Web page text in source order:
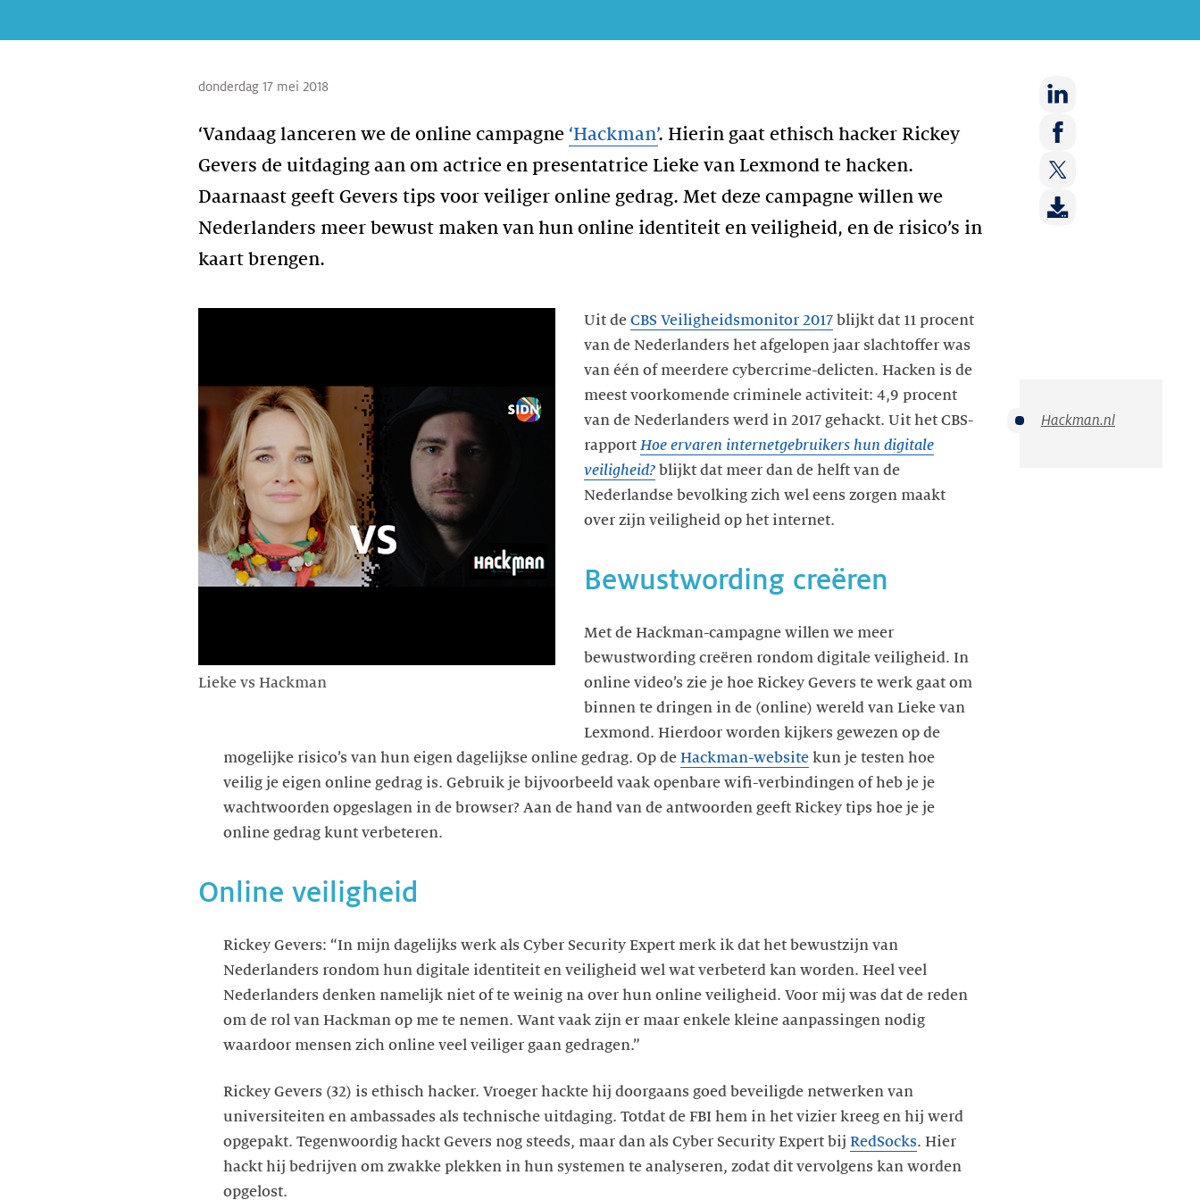
donderdag 17 mei 2018
‘Vandaag lanceren we de online campagne ‘Hackman’. Hierin gaat ethisch hacker Rickey
Gevers de uitdaging aan om actrice en presentatrice Lieke van Lexmond te hacken.
Daarnaast geeft Gevers tips voor veiliger online gedrag. Met deze campagne willen we
Nederlanders meer bewust maken van hun online identiteit en veiligheid, en de risico’s in
kaart brengen.
Deel
op:
LinkedIn
Deel
Facebook
Deel
op:
Hackman.nl
Lieke vs Hackman
Uit de CBS Veiligheidsmonitor 2017 blijkt dat 11 procent
van de Nederlanders het afgelopen jaar slachtoffer was
van één of meerdere cybercrime-delicten. Hacken is de
meest voorkomende criminele activiteit: 4,9 procent
van de Nederlanders werd in 2017 gehackt. Uit het CBS-
rapport Hoe ervaren internetgebruikers hun digitale
veiligheid? blijkt dat meer dan de helft van de
Nederlandse bevolking zich wel eens zorgen maakt
over zijn veiligheid op het internet.
Bewustwording creëren
Met de Hackman-campagne willen we meer
bewustwording creëren rondom digitale veiligheid. In
online video’s zie je hoe Rickey Gevers te werk gaat om
binnen te dringen in de (online) wereld van Lieke van
Lexmond. Hierdoor worden kijkers gewezen op de
mogelijke risico’s van hun eigen dagelijkse online gedrag. Op de Hackman-website kun je testen hoe
veilig je eigen online gedrag is. Gebruik je bijvoorbeeld vaak openbare wifi-verbindingen of heb je je
wachtwoorden opgeslagen in de browser? Aan de hand van de antwoorden geeft Rickey tips hoe je je
online gedrag kunt verbeteren.
Online veiligheid
Rickey Gevers: “In mijn dagelijks werk als Cyber Security Expert merk ik dat het bewustzijn van
Nederlanders rondom hun digitale identiteit en veiligheid wel wat verbeterd kan worden. Heel veel
Nederlanders denken namelijk niet of te weinig na over hun online veiligheid. Voor mij was dat de reden
om de rol van Hackman op me te nemen. Want vaak zijn er maar enkele kleine aanpassingen nodig
waardoor mensen zich online veel veiliger gaan gedragen.”
Rickey Gevers (32) is ethisch hacker. Vroeger hackte hij doorgaans goed beveiligde netwerken van
universiteiten en ambassades als technische uitdaging. Totdat de FBI hem in het vizier kreeg en hij werd
opgepakt. Tegenwoordig hackt Gevers nog steeds, maar dan als Cyber Security Expert bij RedSocks. Hier
hackt hij bedrijven om zwakke plekken in hun systemen te analyseren, zodat dit vervolgens kan worden
opgelost.